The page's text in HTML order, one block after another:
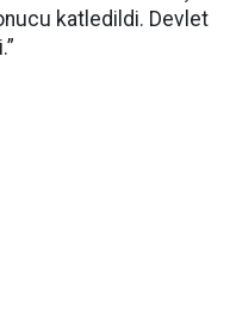
katledildi. Devlet